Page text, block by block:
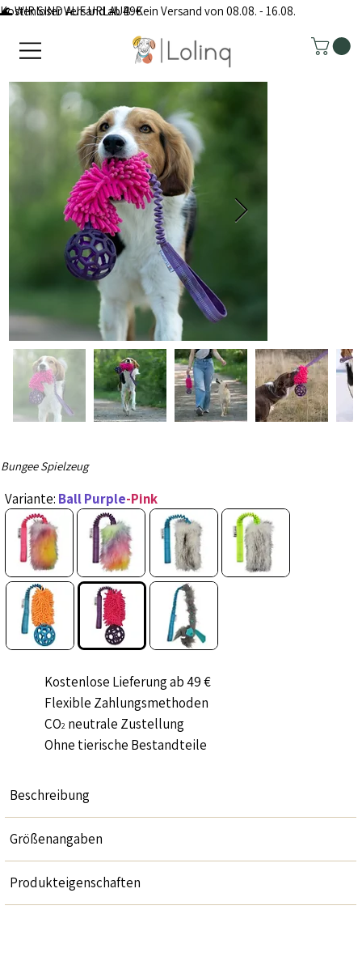
Kostenloser Versand ab 49€
🌊 WIR SIND AUF URLAUB: Kein Versand von 08.08. - 16.08.
Bungee Spielzeug
Variante: Ball Purple-Pink
Kostenlose Lieferung ab 49 €
Flexible Zahlungsmethoden
CO2neutrale Zustellung
Ohne tierische Bestandteile
Beschreibung
Größenangaben
Produkteigenschaften